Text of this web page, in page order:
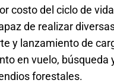
costo del ciclo de vida
de realizar
y lanzamiento de
en vuelo, búsqueda
forestales.